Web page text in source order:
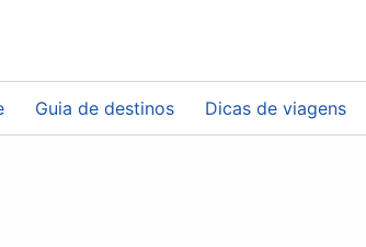
Guia de destinos Dicas de viagens